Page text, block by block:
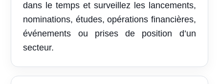
dans le temps et surveillez les lancements,
nominations, études, opérations financières,
événements ou prises de position d’un
secteur.